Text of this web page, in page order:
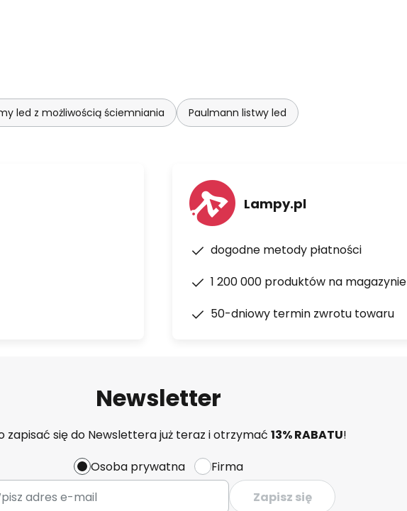
led z możliwością ściemniania Paulmann listwy led
Lampy.pl
dogodne metody płatności
1 200 000 produktów na magazynie
50-dniowy termin zwrotu towaru
Newsletter
zapisać się do Newslettera już teraz i otrzymać 13% RABATU!
Osoba prywatna
Firma
Zapisz się